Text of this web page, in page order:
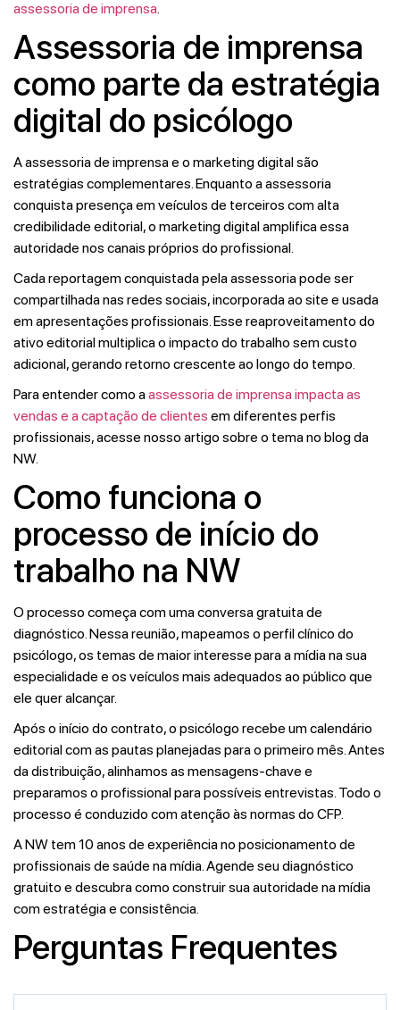
assessoria de imprensa.
Assessoria de imprensa
como parte da estratégia
digital do psicólogo
A assessoria de imprensa e o marketing digital são
estratégias complementares. Enquanto a assessoria
conquista presença em veículos de terceiros com alta
credibilidade editorial, o marketing digital amplifica essa
autoridade nos canais próprios do profissional.
Cada reportagem conquistada pela assessoria pode ser
compartilhada nas redes sociais, incorporada ao site e usada
em apresentações profissionais. Esse reaproveitamento do
ativo editorial multiplica o impacto do trabalho sem custo
adicional, gerando retorno crescente ao longo do tempo.
Para entender como aassessoria de imprensa impacta as
vendas e a captação de clientes em diferentes perfis
profissionais, acesse nosso artigo sobre o tema no blog da
NW.
Como funciona o
processo de início do
trabalho na NW
O processo começa com uma conversa gratuita de
diagnóstico. Nessa reunião, mapeamos o perfil clínico do
psicólogo, os temas de maior interesse para a mídia na sua
especialidade e os veículos mais adequados ao público que
ele quer alcançar.
Após o início do contrato, o psicólogo recebe um calendário
editorial com as pautas planejadas para o primeiro mês. Antes
da distribuição, alinhamos as mensagens-chave e
preparamos o profissional para possíveis entrevistas. Todo o
processo é conduzido com atenção às normas do CFP.
A NW tem 10 anos de experiência no posicionamento de
profissionais de saúde na mídia. Agende seu diagnóstico
gratuito e descubra como construir sua autoridade na mídia
com estratégia e consistência.
Perguntas Frequentes